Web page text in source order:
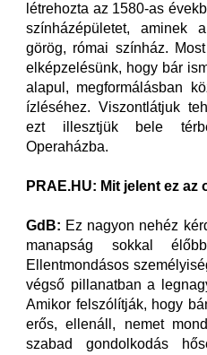
létrehozta az 1580-as
színházépületet, aminek
görög, római színház.
elképzelésünk, hogy bár
alapul, megformálásban
ízléséhez. Viszontlátjuk
ezt illesztjük bele
Operaházba.
PRAE.HU: Mit jelent ez az
GdB: Ez nagyon nehéz
manapság sokkal
Ellentmondásos
végső pillanatban a
Amikor felszólítják, hogy
erős, ellenáll, nemet
szabad gondolkodás